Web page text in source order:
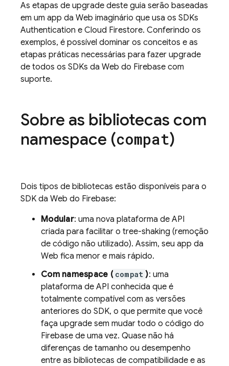
As etapas de upgrade deste guia serão baseadas
em um app da Web imaginário que usa os SDKs
Authentication e Cloud Firestore. Conferindo os
exemplos, é possível dominar os conceitos e as
etapas práticas necessárias para fazer upgrade
de todos os SDKs da Web do Firebase com
suporte.
Sobre as bibliotecas com
namespace (compat)
Dois tipos de bibliotecas estão disponíveis para o
SDK da Web do Firebase:
Modular: uma nova plataforma de API
criada para facilitar o tree-shaking (remoção
de código não utilizado). Assim, seu app da
Web fica menor e mais rápido.
Com namespace ( compat ): uma
plataforma de API conhecida que é
totalmente compatível com as versões
anteriores do SDK, o que permite que você
faça upgrade sem mudar todo o código do
Firebase de uma vez. Quase não há
diferenças de tamanho ou desempenho
entre as bibliotecas de compatibilidade e as